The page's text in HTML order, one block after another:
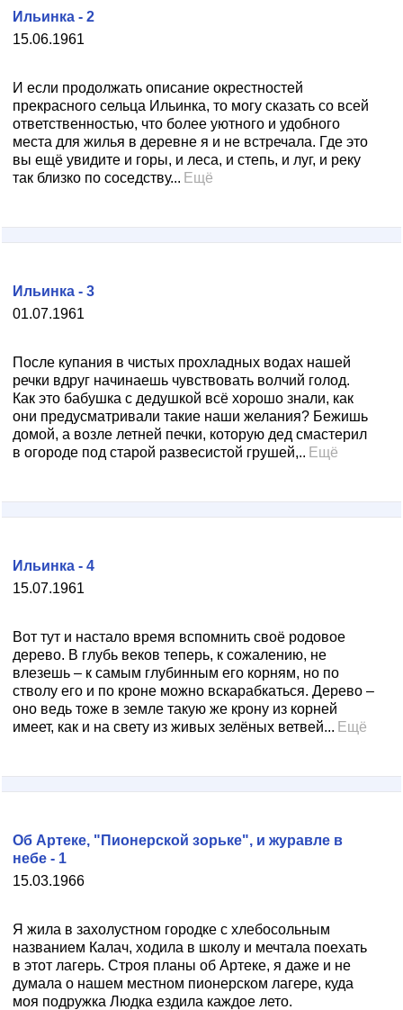
15.06.1961
Ильинка - 2
И если продолжать описание окрестностей
прекрасного сельца Ильинка, то могу сказать со всей
ответственностью, что более уютного и удобного
места для жилья в деревне я и не встречала. Где это
вы ещё увидите и горы, и леса, и степь, и луг, и реку
так близко по соседству... Ещё
01.07.1961
Ильинка - 3
После купания в чистых прохладных водах нашей
речки вдруг начинаешь чувствовать волчий голод.
Как это бабушка с дедушкой всё хорошо знали, как
они предусматривали такие наши желания? Бежишь
домой, а возле летней печки, которую дед смастерил
в огороде под старой развесистой грушей,.. Ещё
15.07.1961
Ильинка - 4
Вот тут и настало время вспомнить своё родовое
дерево. В глубь веков теперь, к сожалению, не
влезешь – к самым глубинным его корням, но по
стволу его и по кроне можно вскарабкаться. Дерево –
оно ведь тоже в земле такую же крону из корней
имеет, как и на свету из живых зелёных ветвей... Ещё
15.03.1966
Об Артеке, "Пионерской зорьке", и журавле в
небе - 1
Я жила в захолустном городке с хлебосольным
названием Калач, ходила в школу и мечтала поехать
в этот лагерь. Строя планы об Артеке, я даже и не
думала о нашем местном пионерском лагере, куда
моя подружка Людка ездила каждое лето.